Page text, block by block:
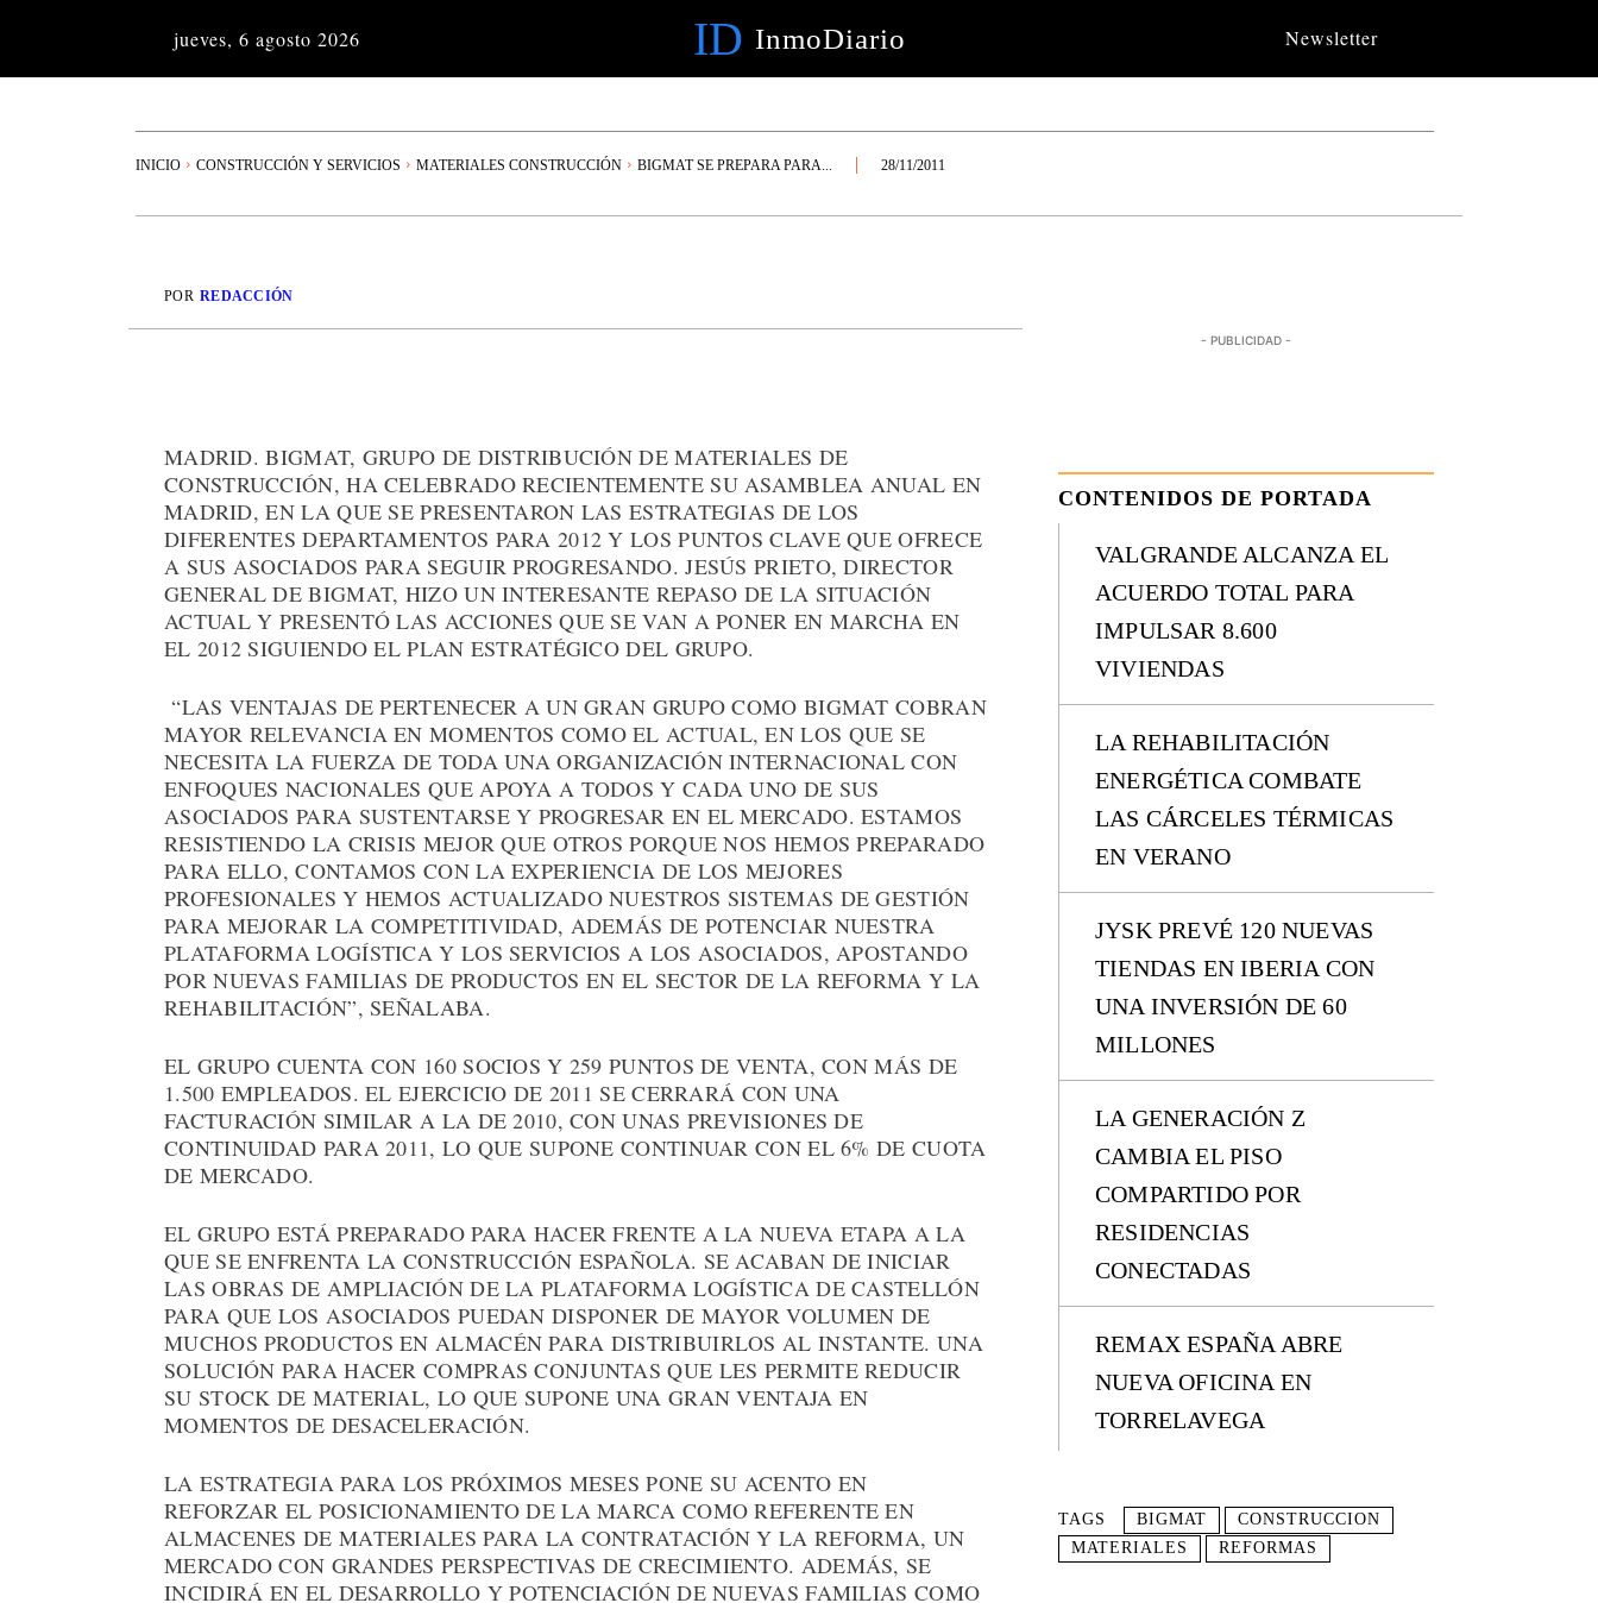
jueves, 6 agosto 2026 ID InmoDiario Newsletter
INICIO CONSTRUCCIÓN Y SERVICIOS MATERIALES CONSTRUCCIÓN BIGMAT SE PREPARA PARA... 28/11/2011
POR REDACCIÓN
MADRID. BIGMAT, GRUPO DE DISTRIBUCIÓN DE MATERIALES DE
CONSTRUCCIÓN, HA CELEBRADO RECIENTEMENTE SU ASAMBLEA ANUAL EN
MADRID, EN LA QUE SE PRESENTARON LAS ESTRATEGIAS DE LOS
DIFERENTES DEPARTAMENTOS PARA 2012 Y LOS PUNTOS CLAVE QUE OFRECE
A SUS ASOCIADOS PARA SEGUIR PROGRESANDO. JESÚS PRIETO, DIRECTOR
GENERAL DE BIGMAT, HIZO UN INTERESANTE REPASO DE LA SITUACIÓN
ACTUAL Y PRESENTÓ LAS ACCIONES QUE SE VAN A PONER EN MARCHA EN
EL 2012 SIGUIENDO EL PLAN ESTRATÉGICO DEL GRUPO.
“LAS VENTAJAS DE PERTENECER A UN GRAN GRUPO COMO BIGMAT COBRAN
MAYOR RELEVANCIA EN MOMENTOS COMO EL ACTUAL, EN LOS QUE SE
NECESITA LA FUERZA DE TODA UNA ORGANIZACIÓN INTERNACIONAL CON
ENFOQUES NACIONALES QUE APOYA A TODOS Y CADA UNO DE SUS
ASOCIADOS PARA SUSTENTARSE Y PROGRESAR EN EL MERCADO. ESTAMOS
RESISTIENDO LA CRISIS MEJOR QUE OTROS PORQUE NOS HEMOS PREPARADO
PARA ELLO, CONTAMOS CON LA EXPERIENCIA DE LOS MEJORES
PROFESIONALES Y HEMOS ACTUALIZADO NUESTROS SISTEMAS DE GESTIÓN
PARA MEJORAR LA COMPETITIVIDAD, ADEMÁS DE POTENCIAR NUESTRA
PLATAFORMA LOGÍSTICA Y LOS SERVICIOS A LOS ASOCIADOS, APOSTANDO
POR NUEVAS FAMILIAS DE PRODUCTOS EN EL SECTOR DE LA REFORMA Y LA
REHABILITACIÓN”, SEÑALABA.
EL GRUPO CUENTA CON 160 SOCIOS Y 259 PUNTOS DE VENTA, CON MÁS DE
1.500 EMPLEADOS. EL EJERCICIO DE 2011 SE CERRARÁ CON UNA
FACTURACIÓN SIMILAR A LA DE 2010, CON UNAS PREVISIONES DE
CONTINUIDAD PARA 2011, LO QUE SUPONE CONTINUAR CON EL 6% DE CUOTA
DE MERCADO.
EL GRUPO ESTÁ PREPARADO PARA HACER FRENTE A LA NUEVA ETAPA A LA
QUE SE ENFRENTA LA CONSTRUCCIÓN ESPAÑOLA. SE ACABAN DE INICIAR
LAS OBRAS DE AMPLIACIÓN DE LA PLATAFORMA LOGÍSTICA DE CASTELLÓN
PARA QUE LOS ASOCIADOS PUEDAN DISPONER DE MAYOR VOLUMEN DE
MUCHOS PRODUCTOS EN ALMACÉN PARA DISTRIBUIRLOS AL INSTANTE. UNA
SOLUCIÓN PARA HACER COMPRAS CONJUNTAS QUE LES PERMITE REDUCIR
SU STOCK DE MATERIAL, LO QUE SUPONE UNA GRAN VENTAJA EN
MOMENTOS DE DESACELERACIÓN.
LA ESTRATEGIA PARA LOS PRÓXIMOS MESES PONE SU ACENTO EN
REFORZAR EL POSICIONAMIENTO DE LA MARCA COMO REFERENTE EN
ALMACENES DE MATERIALES PARA LA CONTRATACIÓN Y LA REFORMA, UN
MERCADO CON GRANDES PERSPECTIVAS DE CRECIMIENTO. ADEMÁS, SE
INCIDIRÁ EN EL DESARROLLO Y POTENCIACIÓN DE NUEVAS FAMILIAS COMO
- PUBLICIDAD -
CONTENIDOS DE PORTADA
VALGRANDE ALCANZA EL
ACUERDO TOTAL PARA
IMPULSAR 8.600
VIVIENDAS
LA REHABILITACIÓN
ENERGÉTICA COMBATE
LAS CÁRCELES TÉRMICAS
EN VERANO
JYSK PREVÉ 120 NUEVAS
TIENDAS EN IBERIA CON
UNA INVERSIÓN DE 60
MILLONES
LA GENERACIÓN Z
CAMBIA EL PISO
COMPARTIDO POR
RESIDENCIAS
CONECTADAS
REMAX ESPAÑA ABRE
NUEVA OFICINA EN
TORRELAVEGA
TAGS BIGMAT
CONSTRUCCION
MATERIALES
REFORMAS